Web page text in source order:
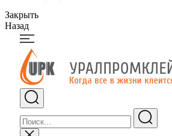
Закрыть
Назад